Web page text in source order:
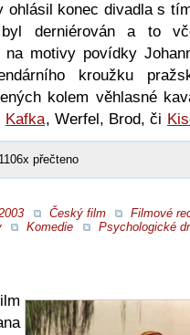
ohlásil konec divadla s
derniérován a to
na motivy povídky
kroužku
kolem věhlasné
Kafka, Werfel, Brod, či
přečteno
Český film
Filmové
Komedie Psychologické